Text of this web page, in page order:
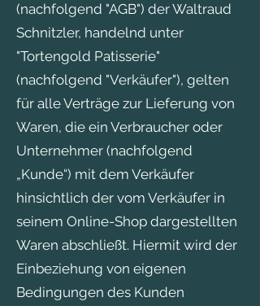
(nachfolgend "AGB") der Waltraud
Schnitzler, handelnd unter
"Tortengold Patisserie"
(nachfolgend "Verkäufer"), gelten
für alle Verträge zur Lieferung von
Waren, die ein Verbraucher oder
Unternehmer (nachfolgend
„Kunde“) mit dem Verkäufer
hinsichtlich der vom Verkäufer in
seinem Online-Shop dargestellten
Waren abschließt. Hiermit wird der
Einbeziehung von eigenen
Bedingungen des Kunden